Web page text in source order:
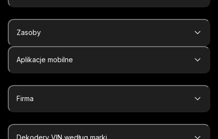
Zasoby
Aplikacje mobilne
Firma
Dekodery VIN według marki